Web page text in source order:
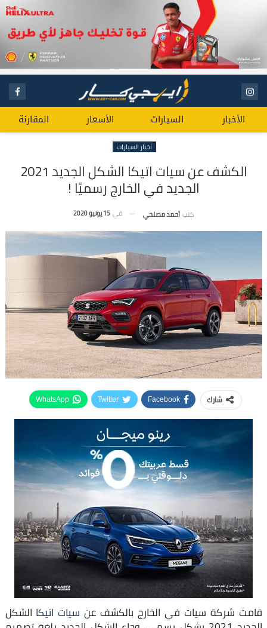
الأخبار السيارات الأسعار المقارنة
اخبار السيارات
الكشف عن سيات اتيكا الشكل الجديد 2021
الجديد في الخارج رسميًا !
كتب أحمد مصلحي في 15 يونيو 2020
شارك Facebook
Twitter
WhatsApp
قامت شركة سيات في الخارج بالكشف عن سيات اتيكا الشكل